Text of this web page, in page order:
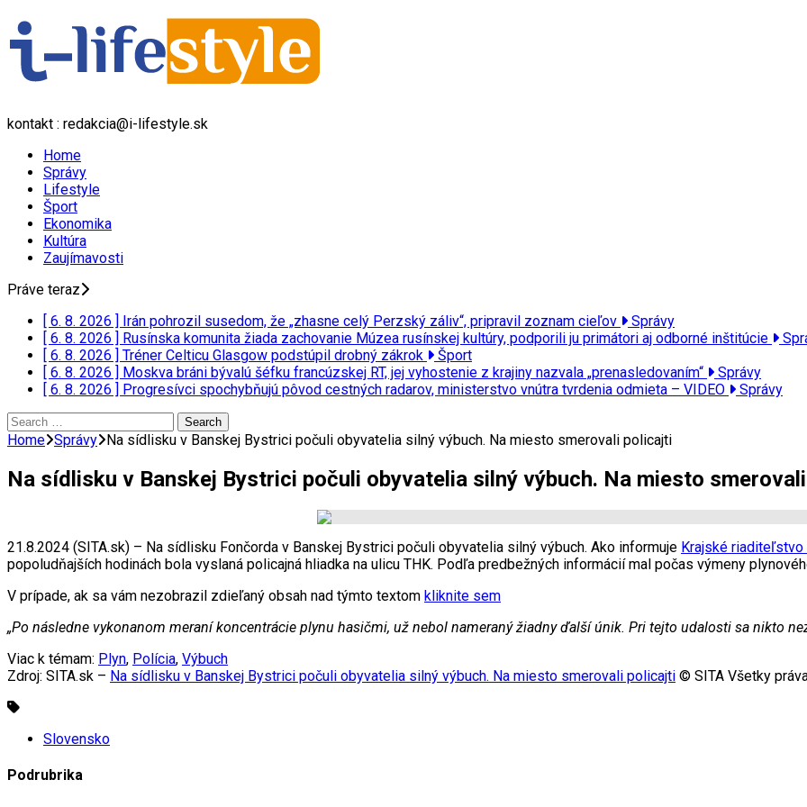
kontakt : redakcia@i-lifestyle.sk
Home
Správy
Lifestyle
Šport
Ekonomika
Kultúra
Zaujímavosti
Práve teraz
[ 6. 8. 2026 ] Irán pohrozil susedom, že „zhasne celý Perzský záliv“, pripravil zoznam cieľov
Správy
[ 6. 8. 2026 ] Rusínska komunita žiada zachovanie Múzea rusínskej kultúry, podporili ju primátori aj odborné inštitúcie
[ 6. 8. 2026 ] Tréner Celticu Glasgow podstúpil drobný zákrok
Šport
[ 6. 8. 2026 ] Moskva bráni bývalú šéfku francúzskej RT, jej vyhostenie z krajiny nazvala „prenasledovaním“
Správy
[ 6. 8. 2026 ] Progresívci spochybňujú pôvod cestných radarov, ministerstvo vnútra tvrdenia odmieta – VIDEO
Správy
Search
for:
Home Správy Na sídlisku v Banskej Bystrici počuli obyvatelia silný výbuch. Na miesto smerovali policajti
Na sídlisku v Banskej Bystrici počuli obyvatelia silný výbuch. Na miesto
21.8.2024 (SITA.sk) – Na sídlisku Fončorda v Banskej Bystrici počuli obyvatelia silný výbuch. Ako informuje Krajské
popoludňajších hodinách bola vyslaná policajná hliadka na ulicu THK. Podľa predbežných informácií mal počas výmeny
V prípade, ak sa vám nezobrazil zdieľaný obsah nad týmto textom kliknite sem
„Po následne vykonanom meraní koncentrácie plynu hasičmi, už nebol nameraný žiadny ďalší únik. Pri tejto udalosti sa nikto
Viac k témam: Plyn, Polícia, Výbuch
Zdroj: SITA.sk – Na sídlisku v Banskej Bystrici počuli obyvatelia silný výbuch. Na miesto smerovali policajti © SITA Všetky
Slovensko
Podrubrika